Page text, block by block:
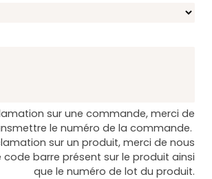
sur une commande, merci de
le numéro de la commande.
sur un produit, merci de nous
barre présent sur le produit ainsi
que le numéro de lot du produit.